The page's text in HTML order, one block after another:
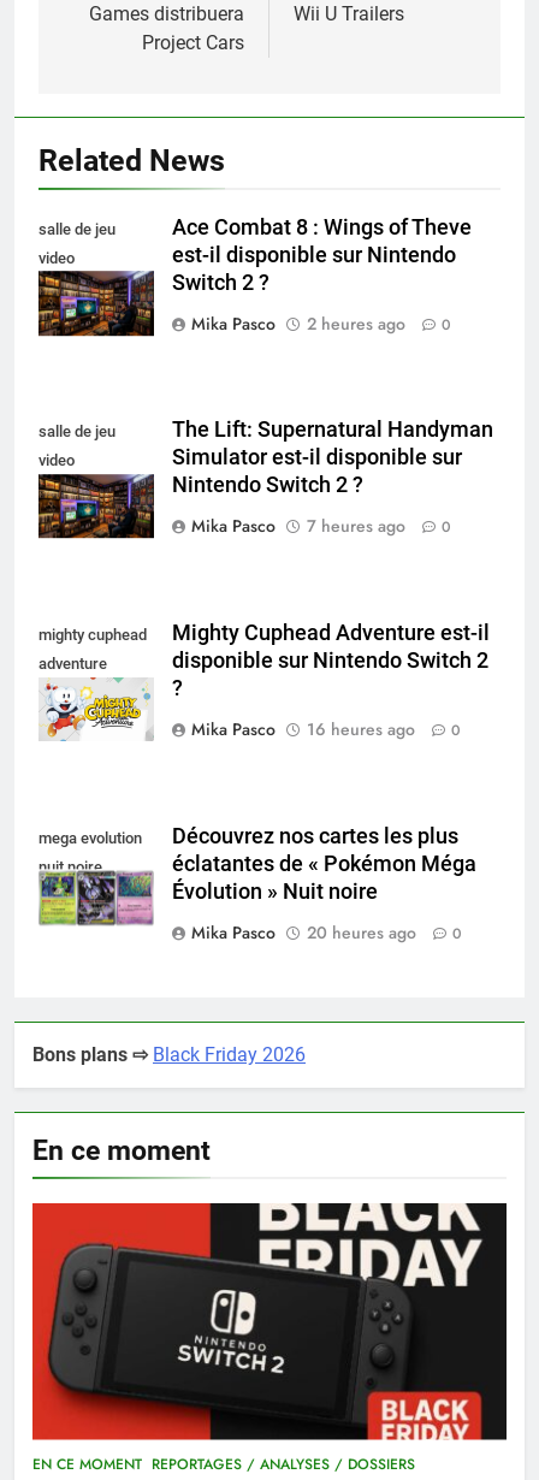
l’article
Games distribuera
Project Cars
Wii U Trailers
Related News
salle de jeu
video
collectionneur
Ace Combat 8 : Wings of Theve
est-il disponible sur Nintendo
Switch 2 ?
Mika Pasco
2 heures ago 0
salle de jeu
video
collectionneur
The Lift: Supernatural Handyman
Simulator est-il disponible sur
Nintendo Switch 2 ?
Mika Pasco
7 heures ago 0
mighty cuphead
adventure
nintendo switch
Mighty Cuphead Adventure est-il
disponible sur Nintendo Switch 2
?
Mika Pasco
16 heures ago 0
mega evolution
nuit noire
Découvrez nos cartes les plus
éclatantes de « Pokémon Méga
Évolution » Nuit noire
Mika Pasco
20 heures ago 0
Bons plans ⇨ Black Friday 2026
En ce moment
EN CE MOMENT REPORTAGES / ANALYSES / DOSSIERS